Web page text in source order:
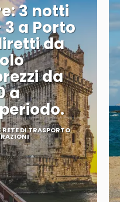
3 notti
3 a Porto
da
da
a
RETE DI TRASPORTO